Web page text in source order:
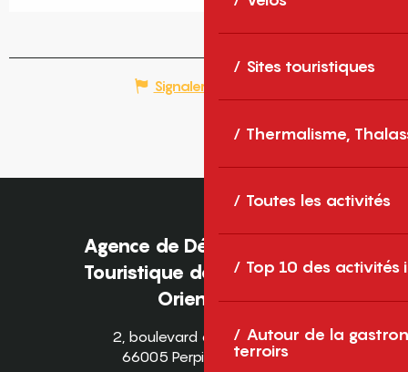
Sites touristiques
Thermalisme,
Toutes les activités
Top 10 des activités
Autour de la
terroirs
Signaler une erreur
Agence de Développement
Touristique des Pyrénées-
Orientales
2, boulevard des Pyrénées
66005 Perpignan Cedex